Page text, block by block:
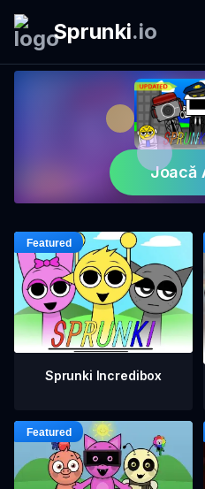
Sprunki.io
Joacă
Sprunki Incredibox